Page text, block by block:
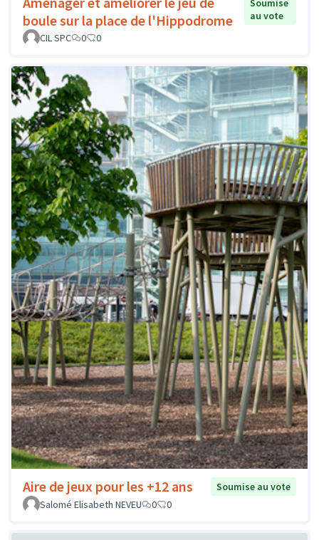
boule sur la place de l'Hippodrome
Soumise
au vote
CIL SPC
0 0
Aire de jeux pour les +12 ans
Soumise au vote
Salomé Elisabeth NEVEU
0 0